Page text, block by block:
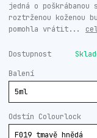
jedná o poškrábanou
roztrženou koženou
pomohla vrátit...
Dostupnost
Balení
Odstín Colourlock